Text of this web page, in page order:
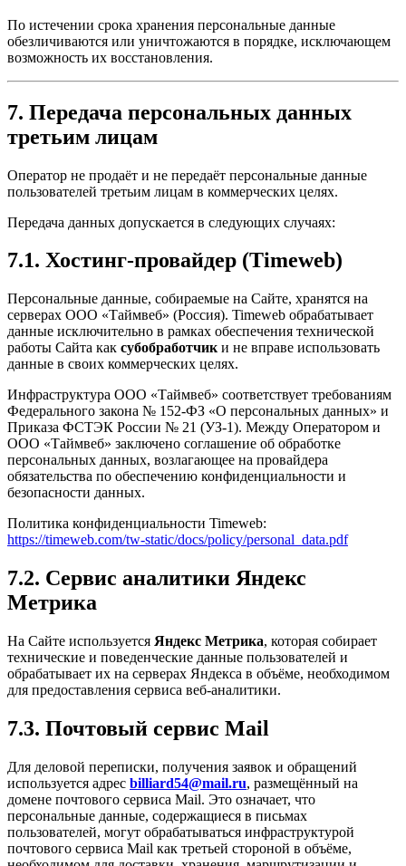
По истечении срока хранения персональные данные
обезличиваются или уничтожаются в порядке, исключающем
возможность их восстановления.
7. Передача персональных данных
третьим лицам
Оператор не продаёт и не передаёт персональные данные
пользователей третьим лицам в коммерческих целях.
Передача данных допускается в следующих случаях:
7.1. Хостинг-провайдер (Timeweb)
Персональные данные, собираемые на Сайте, хранятся на
серверах ООО «Таймвеб» (Россия). Timeweb обрабатывает
данные исключительно в рамках обеспечения технической
работы Сайта как субобработчик и не вправе использовать
данные в своих коммерческих целях.
Инфраструктура ООО «Таймвеб» соответствует требованиям
Федерального закона № 152-ФЗ «О персональных данных» и
Приказа ФСТЭК России № 21 (УЗ-1). Между Оператором и
ООО «Таймвеб» заключено соглашение об обработке
персональных данных, возлагающее на провайдера
обязательства по обеспечению конфиденциальности и
безопасности данных.
Политика конфиденциальности Timeweb:
https://timeweb.com/tw-static/docs/policy/personal_data.pdf
7.2. Сервис аналитики Яндекс
Метрика
На Сайте используется Яндекс Метрика, которая собирает
технические и поведенческие данные пользователей и
обрабатывает их на серверах Яндекса в объёме, необходимом
для предоставления сервиса веб-аналитики.
7.3. Почтовый сервис Mail
Для деловой переписки, получения заявок и обращений
используется адрес billiard54@mail.ru, размещённый на
домене почтового сервиса Mail. Это означает, что
персональные данные, содержащиеся в письмах
пользователей, могут обрабатываться инфраструктурой
почтового сервиса Mail как третьей стороной в объёме,